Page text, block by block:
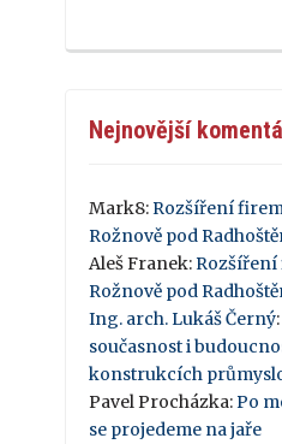
Nejnovější
Mark8:Rozšíření
Rožnově pod
Aleš Franek:Rozšíření
Rožnově pod
Ing. arch. Lukáš Černý:
současnost i
konstrukcích
Pavel Procházka:Po
se projedeme na jaře